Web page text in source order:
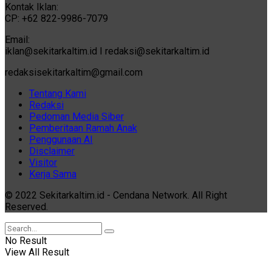
Kontak Iklan:
CP: +62 822-9986-7079
Email:
iklan@sekitarkaltim.id I redaksi@sekitarkaltim.id
redaksisekitarkaltim@gmail.com
Tentang Kami
Redaksi
Pedoman Media Siber
Pemberitaan Ramah Anak
Penggunaan AI
Disclaimer
Visitor
Kerja Sama
© 2022 Sekitarkaltim.id - Cendana Network. All Right
Reserved.
No Result
View All Result